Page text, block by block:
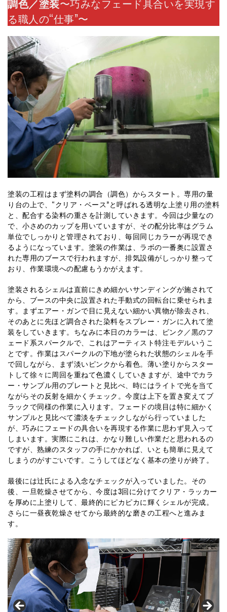
調色／塗装〜巧みなフェード具合いを実現す
る職人の“仕事”〜
塗装の工程はまず塗料の調合（調色）からスタート。専用の量
り台の上で、“クリア・ベース”と呼ばれる透明な上塗り用の塗料
と、配合する染料の重さを計測していきます。今回は少量なの
で、小さめのカップを用いていますが、その配分比率はグラム
単位でしっかりと管理されており、毎回同じカラーが再現でき
るようになっています。塗装の作業は、ラボの一番奥に設置さ
れた専用のブースで行われますが、排気設備がしっかり整って
おり、作業環境への配慮もうかがえます。
塗装されるシェルは直前にきめ細かいサンディングが施されて
から、ブースの中央に設置された手動式の回転台に乗せられま
す。まずエアー・ガンで目に見えない細かい異物が除去され、
そのあとに先ほど調合された染料をスプレー・ガンに入れて塗
装をしていきます。ちなみに本日のカラーは、ピンク／黒のフ
ェード系スパークルで、これはアーティスト特注モデルいうこ
とです。作業はスパークルの下地が塗られた状態のシェルを手
で回しながら、まず淡いピンクから着色。薄い塗りからスター
トして徐々に周回を重ねて色濃くしていきますが、途中でカラ
ー・サンプル用のプレートと見比べ、時にはライトで光を当て
ながらその反射を細かくチェック。今度は上下を置き変えてブ
ラックで同様の作業に入ります。フェードの境目は特に細かく
サンプルと見比べて濃淡をチェックしながら行っていました
が、巧みにフェードの具合いを再現する作業に思わず見入って
しまいます。実際にこれは、かなり難しい作業だと思われるの
ですが、熟練のスタッフの手にかかれば、いとも簡単に見えて
しまうのがすごいです。こうしてほどなく基本の塗りが終了。
最後には辻氏による入念なチェックが入っていました。その
後、一旦乾燥させてから、今度は3回に分けてクリア・ラッカー
を厚めに上塗りして、最終的にピカピカに輝くシェルが完成。
さらに一昼夜乾燥させてから最終的な磨きの工程へと進みま
す。